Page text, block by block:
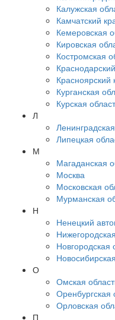
Калужская
Камчатский
Кемеровская
Кировская
Костромская
Красноярский
Курганская
Курская
Л
Липецкая
М
Магаданская
Москва
Московская
Мурманская
Н
Ненецкий
Новгородская
О
Омская
Оренбургская
Орловская
П